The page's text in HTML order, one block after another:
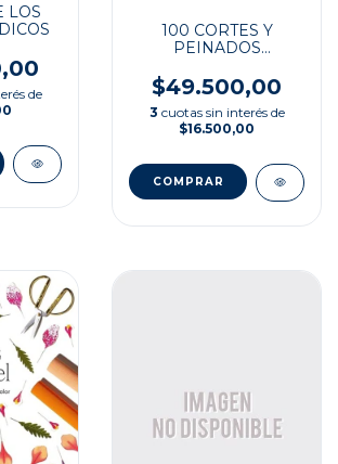
LOS
de
100 CORTES Y
PEINADOS
$49.500,00
3 cuotas sin interés de
$16.500,00